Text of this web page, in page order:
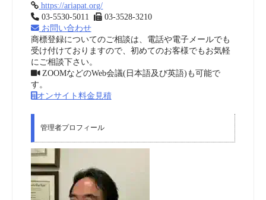
https://ariapat.org/
03-5530-5011
03-3528-3210
お問い合わせ
商標登録についてのご相談は、電話や電子メールでも
受け付けておりますので、初めてのお客様でもお気軽
にご相談下さい。
ZOOMなどのWeb会議(日本語及び英語)も可能で
す。
オンサイト料金見積
管理者プロフィール